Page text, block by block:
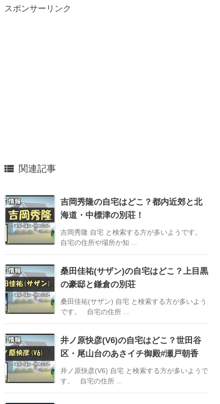
スポンサーリンク
 関連記事
吉岡秀隆の自宅はどこ？都内近郊と北
海道・中標津の別荘！
吉岡秀隆 自宅 と検索する方が多いようです。
自宅の住所や場所か知 ...
桑田佳祐(サザン)の自宅はどこ？上目黒
の豪邸と鎌倉の別荘
桑田佳祐(サザン) 自宅 と検索する方が多いよう
です。 自宅の住所 ...
井ノ原快彦(V6)の自宅はどこ？世田谷
区・尾山台のあさイチ御殿#瀬戸朝香
井ノ原快彦(V6) 自宅 と検索する方が多いようで
す。 自宅の住所 ...